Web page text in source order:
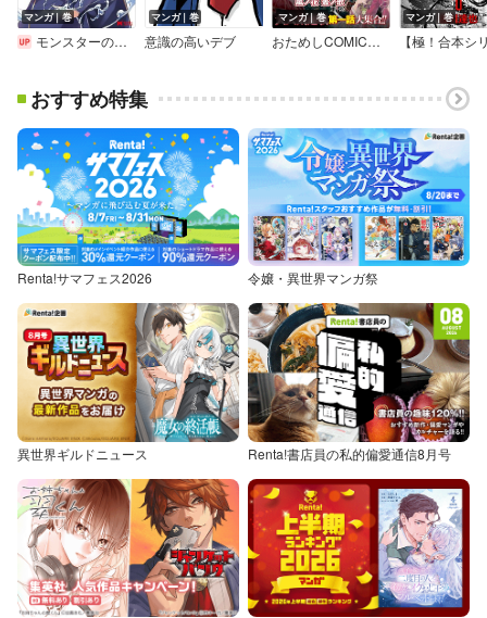
マンガ｜巻
モンスターのご主人様（コミック）
マンガ｜巻
意識の高いデブ
マンガ｜巻
おためしCOMICリュウ 覗いてみたい、恐ろしくも不思議な世界…編
マンガ｜巻
おすすめ特集
Renta!サマフェス2026 令嬢・異世界マンガ祭
異世界ギルドニュース Renta!書店員の私的偏愛通信8月号